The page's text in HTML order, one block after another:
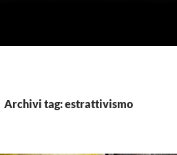
Archivi tag: estrattivismo